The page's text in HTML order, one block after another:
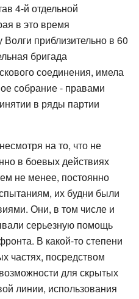
4-й отдельной
в это время
приблизительно в 60
бригада
соединения, имела
собрание - правами
в ряды партии
на то, что не
в боевых действиях
не менее, постоянно
их будни были
Они, в том числе и
серьезную помощь
В какой-то степени
частях, посредством
для скрытых
линии, использования